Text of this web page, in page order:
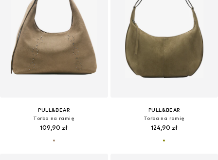
PULL&BEAR
Torba na ramię
109,90 zł
PULL&BEAR
Torba na ramię
124,90 zł